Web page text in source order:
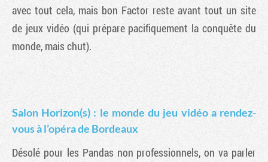
avec tout cela, mais bon Factor reste avant tout un site
de jeux vidéo (qui prépare pacifiquement la conquête du
monde, mais chut).
Salon Horizon(s) : le monde du jeu vidéo a rendez-
vous à l’opéra de Bordeaux
Désolé pour les Pandas non professionnels, on va parler